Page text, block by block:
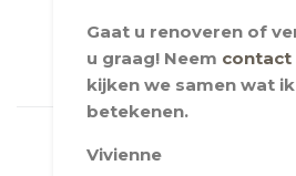
Gaat u renoveren of
u graag! Neem contact
kijken we samen wat
betekenen.
Vivienne